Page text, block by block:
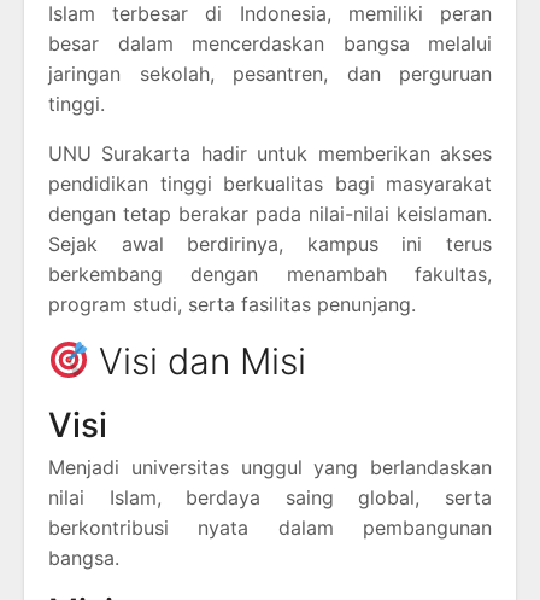
Islam terbesar di Indonesia, memiliki peran
besar dalam mencerdaskan bangsa melalui
jaringan sekolah, pesantren, dan perguruan
tinggi.
UNU Surakarta hadir untuk memberikan akses
pendidikan tinggi berkualitas bagi masyarakat
dengan tetap berakar pada nilai-nilai keislaman.
Sejak awal berdirinya, kampus ini terus
berkembang dengan menambah fakultas,
program studi, serta fasilitas penunjang.
Visi dan Misi
Visi
Menjadi universitas unggul yang berlandaskan
nilai Islam, berdaya saing global, serta
berkontribusi nyata dalam pembangunan
bangsa.